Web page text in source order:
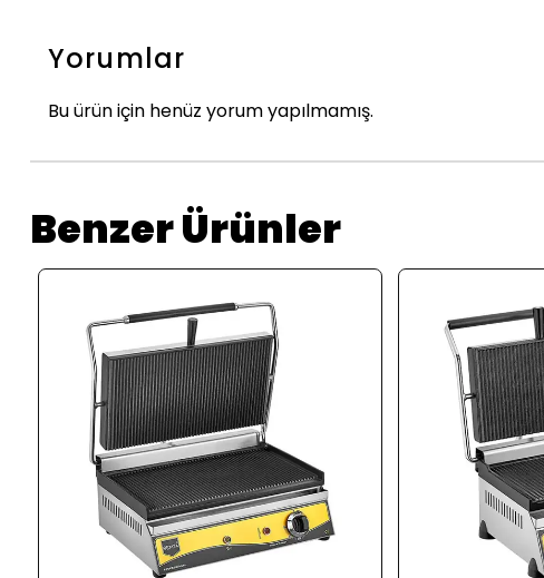
Yorumlar
Bu ürün için henüz yorum yapılmamış.
Benzer Ürünler